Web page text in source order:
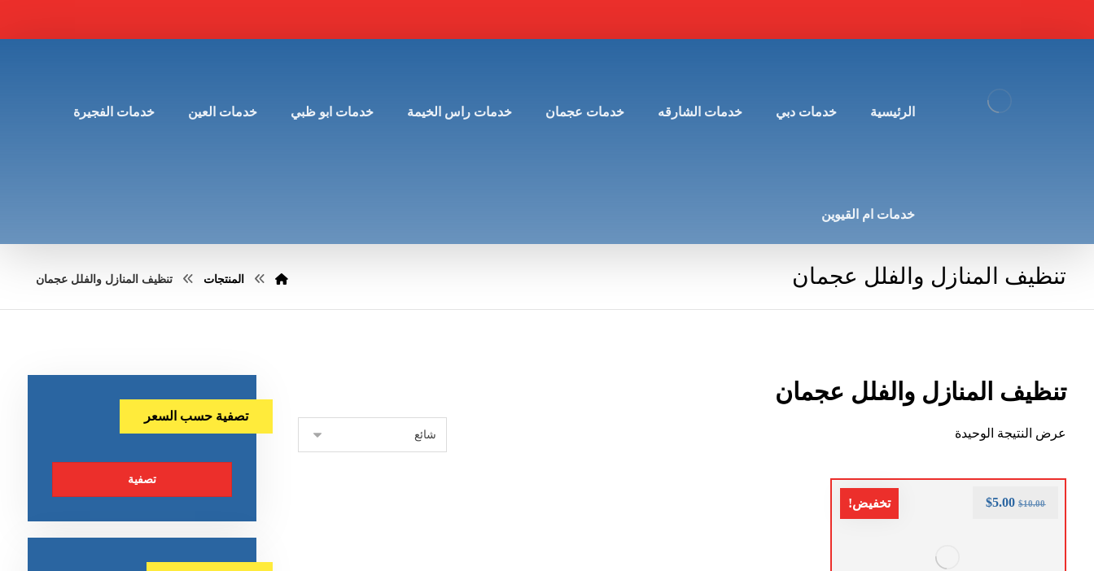
الرئيسية خدمات دبي خدمات الشارقه خدمات عجمان خدمات راس الخيمة خدمات ابو ظبي خدمات العين خدمات الفجيرة
خدمات ام القيوين
تنظيف المنازل والفلل عجمان المنتجات تنظيف المنازل والفلل عجمان
تنظيف المنازل والفلل عجمان
عرض النتيجة الوحيدة
تخفيض! $10.00
$5.00
تصفية حسب السعر
تصفية